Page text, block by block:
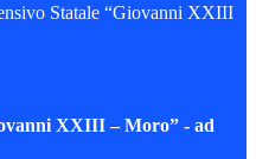
Statale “Giovanni XXIII
XXIII – Moro” - ad